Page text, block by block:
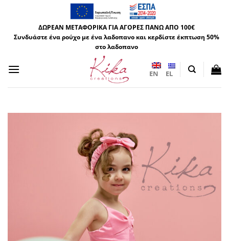
περιεχόμενοΔΩΡΕΑΝ ΜΕΤΑΦΟΡΙΚΑ ΓΙΑ ΑΓΟΡΕΣ ΠΑΝΩ ΑΠΟ 100€
Συνδυάστε ένα ρούχο με ένα λαδοπανο και κερδίστε έκπτωση 50%
στο λαδοπανο
EN EL